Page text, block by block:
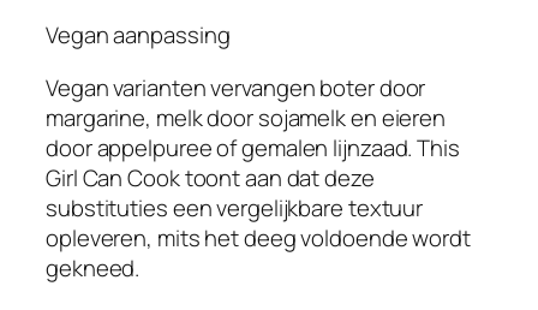
Vegan aanpassing
Vegan varianten vervangen boter door
margarine, melk door sojamelk en eieren
door appelpuree of gemalen lijnzaad. This
Girl Can Cook toont aan dat deze
substituties een vergelijkbare textuur
opleveren, mits het deeg voldoende wordt
gekneed.